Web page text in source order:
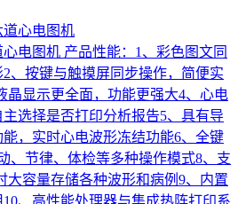
心电图机 产品性能：1、彩色图文同
、按键与触摸屏同步操作，简便实
晶显示更全面，功能更强大4、心电
选择是否打印分析报告5、具有导
，实时心电波形冻结功能6、全键
、节律、体检等多种操作模式8、支
大容量存储各种波形和病例9、内置
、高性能处理器与集成热阵打印系